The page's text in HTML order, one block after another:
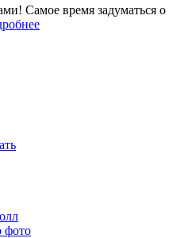
Самое время задуматься о
фото